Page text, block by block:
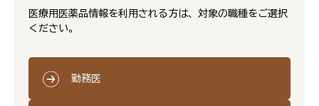
医療用医薬品情報を利用される方は、対象の職種をご選択
ください。
勤務医